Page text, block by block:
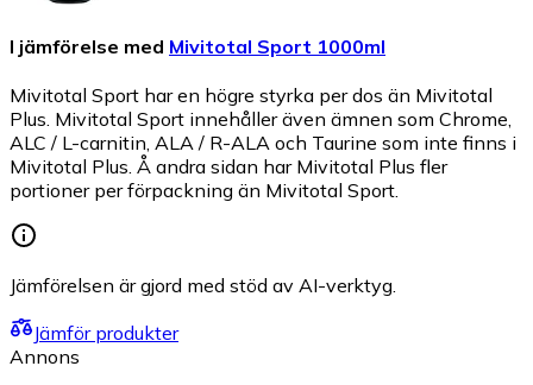
I jämförelse med Mivitotal Sport 1000ml
Mivitotal Sport har en högre styrka per dos än Mivitotal
Plus. Mivitotal Sport innehåller även ämnen som Chrome,
ALC / L-carnitin, ALA / R-ALA och Taurine som inte finns i
Mivitotal Plus. Å andra sidan har Mivitotal Plus fler
portioner per förpackning än Mivitotal Sport.
Jämförelsen är gjord med stöd av AI-verktyg.
Jämför produkter
Annons